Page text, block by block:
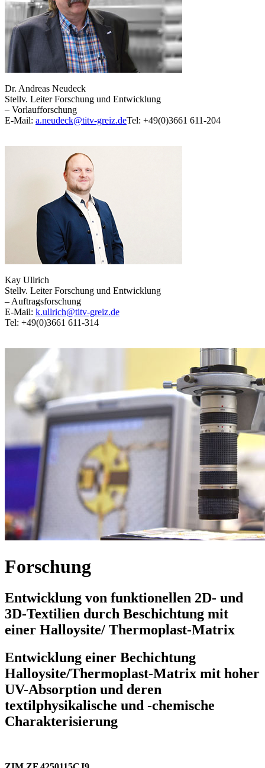
Dr. Andreas Neudeck
Stellv. Leiter Forschung und Entwicklung
– Vorlaufforschung
E-Mail: a.neudeck@titv-greiz.deTel: +49(0)3661 611-204
Kay Ullrich
Stellv. Leiter Forschung und Entwicklung
– Auftragsforschung
E-Mail: k.ullrich@titv-greiz.de
Tel: +49(0)3661 611-314
Forschung
Entwicklung von funktionellen 2D- und
3D-Textilien durch Beschichtung mit
einer Halloysite/ Thermoplast-Matrix
Entwicklung einer Bechichtung
Halloysite/Thermoplast-Matrix mit hoher
UV-Absorption und deren
textilphysikalische und -chemische
Charakterisierung